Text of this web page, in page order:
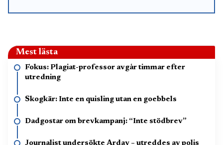
Mest lästa
Fokus: Plagiat-professor avgår timmar efter
utredning
Skogkär: Inte en quisling utan en goebbels
Dadgostar om brevkampanj: “Inte stödbrev”
Journalist undersökte Arday – utreddes av polis